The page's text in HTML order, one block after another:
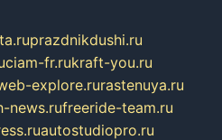
prazdnikdushi.ru
ciam-fr.rukraft-you.ru
explore.rurastenuya.ru
news.rufreeride-team.ru
autostudiopro.ru